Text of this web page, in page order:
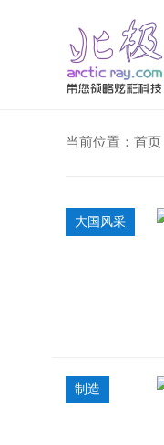
当前位置： 首页
大国风采
制造